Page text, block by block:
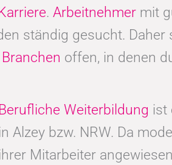
Karriere. Arbeitnehmer mit
ständig gesucht.
Branchen offen, in denen
Berufliche Weiterbildung ist
in Alzey bzw. NRW. Da
ihrer Mitarbeiter